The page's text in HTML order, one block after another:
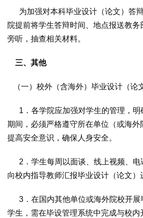
为加强对本科毕业设计（论文）答
院提前将学生答辩时间、地点报送教
旁听，抽查相关材料。
三、其他
（一）校外（含海外）毕业设计（论
1．各学院应加强对学生的管理，明
期间，必须严格遵守所在单位（或海外
提高安全意识，确保人身安全。
2．学生每周以面谈、线上视频、电
向校内指导教师汇报毕业设计（论文）
3．在国内其他单位或海外院校开展
学生，需在毕设管理系统中完成与校内